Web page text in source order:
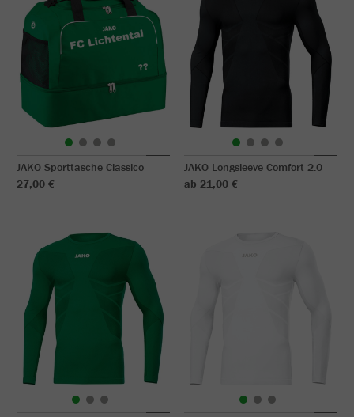
JAKO Sporttasche Classico
27,00 €
JAKO Longsleeve Comfort 2.0
ab 21,00 €